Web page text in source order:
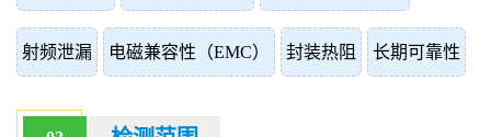
射频泄漏 电磁兼容性（EMC） 封装热阻 长期可靠性